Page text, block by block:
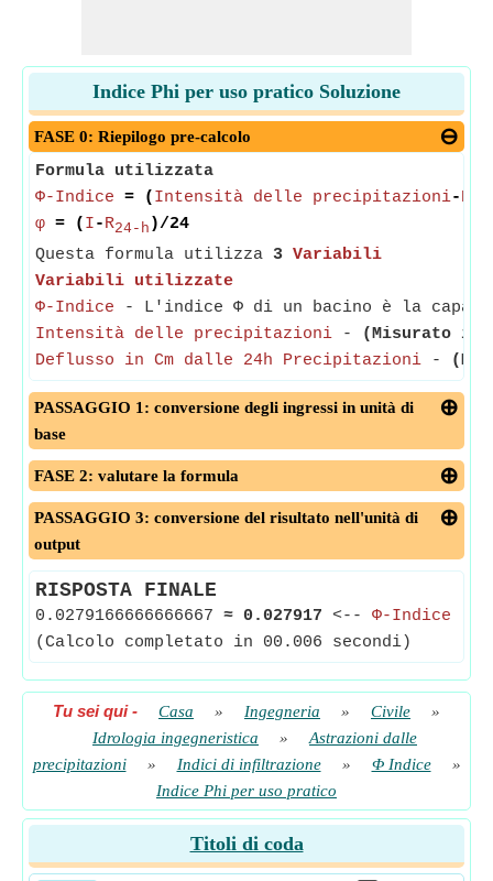
Indice Phi per uso pratico Soluzione
FASE 0: Riepilogo pre-calcolo
Formula utilizzata
Φ-Indice = ( Intensità delle precipitazioni-
φ = ( I-R24-h )/24
Questa formula utilizza 3 Variabili
Variabili utilizzate
Φ-Indice - L'indice Φ di un bacino è la
Intensità delle precipitazioni -
(Misurato in
Deflusso in Cm dalle 24h Precipitazioni -
PASSAGGIO 1: conversione degli ingressi in unità di
base
FASE 2: valutare la formula
PASSAGGIO 3: conversione del risultato nell'unità di
output
RISPOSTA FINALE
0.0279166666666667 ≈ 0.027917 <-- Φ-Indice
(Calcolo completato in 00.006 secondi)
Tu sei qui- Casa » Ingegneria » Civile
»
Idrologia ingegneristica
»
Astrazioni dalle
precipitazioni
» Indici di infiltrazione » Φ Indice
»
Indice Phi per uso pratico
Titoli di coda